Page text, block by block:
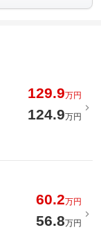
129.9万円
124.9万円
60.2万円
56.8万円